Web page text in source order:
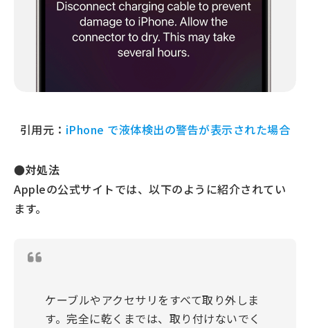
引用元： iPhone で液体検出の警告が表示された場合
●対処法
Appleの公式サイトでは、以下のように紹介されてい
ます。
ケーブルやアクセサリをすべて取り外しま
す。完全に乾くまでは、取り付けないでく